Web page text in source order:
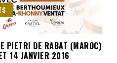
PIETRI DE RABAT (MAROC)
14 JANVIER 2016